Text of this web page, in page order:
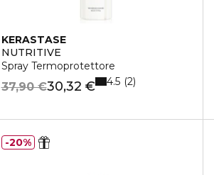
KERASTASE
NUTRITIVE
Spray Termoprotettore
30,32 €
37,90 € 4.5 2
20%